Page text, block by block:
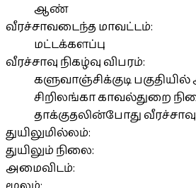
ஆண்
வீரச்சாவடைந்த மாவட்டம்:
மட்டக்களப்பு
வீரச்சாவு நிகழ்வு விபரம்:
களுவாஞ்சிக்குடி
சிறிலங்கா காவல்துறை
தாக்குதலின்போது வீரச்சாவு
துயிலுமில்லம்:
துயிலும் நிலை:
அமைவிடம்: